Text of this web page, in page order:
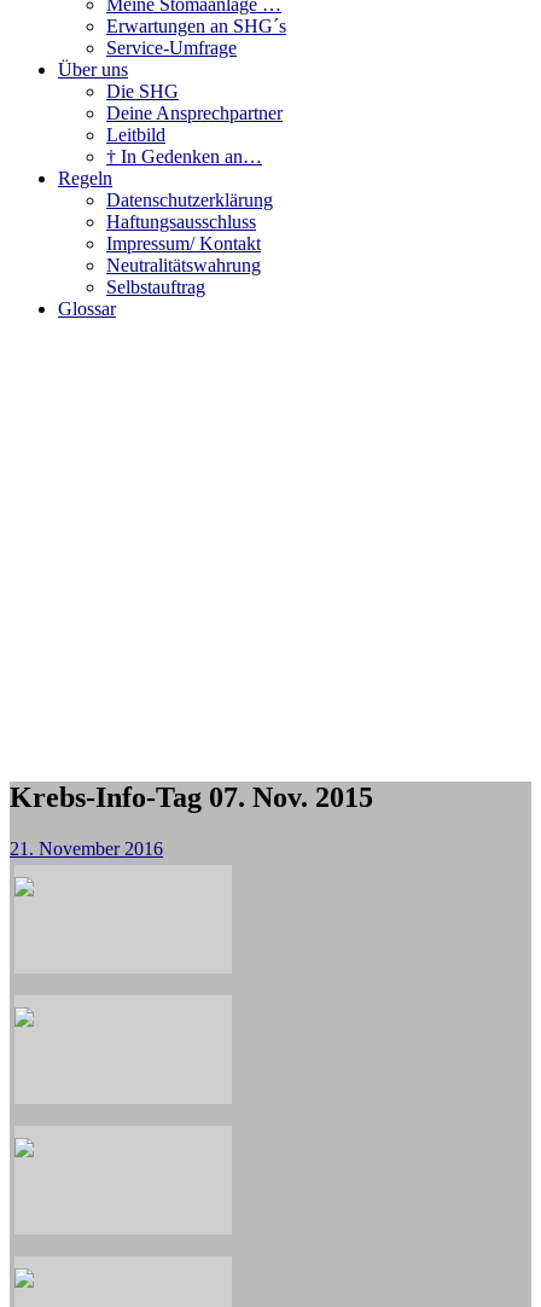
Erwartungen an SHG´s
Service-Umfrage
Über uns
Die SHG
Deine Ansprechpartner
Leitbild
† In Gedenken an…
Regeln
Datenschutzerklärung
Haftungsausschluss
Impressum/ Kontakt
Neutralitätswahrung
Selbstauftrag
Glossar
Krebs-Info-Tag 07. Nov. 2015
21. November 2016